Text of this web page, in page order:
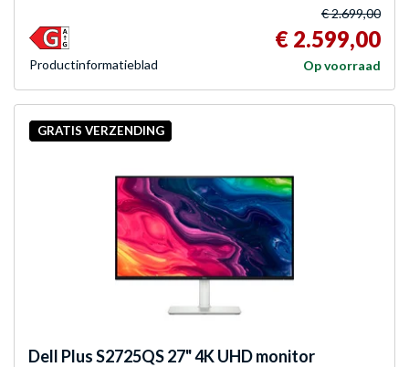
€ 2.699,00
€ 2.599,00
Op voorraad
Product­informatieblad
GRATIS VERZENDING
Dell Plus S2725QS 27" 4K UHD monitor